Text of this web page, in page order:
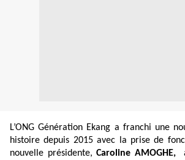
L’ONG Génération Ekang a franchi une
histoire depuis 2015 avec la prise de
nouvelle présidente,Caroline AMOGHE,